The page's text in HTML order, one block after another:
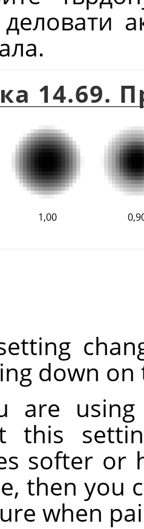
14.69.
1,00
down
are
this
softer or
then you
when